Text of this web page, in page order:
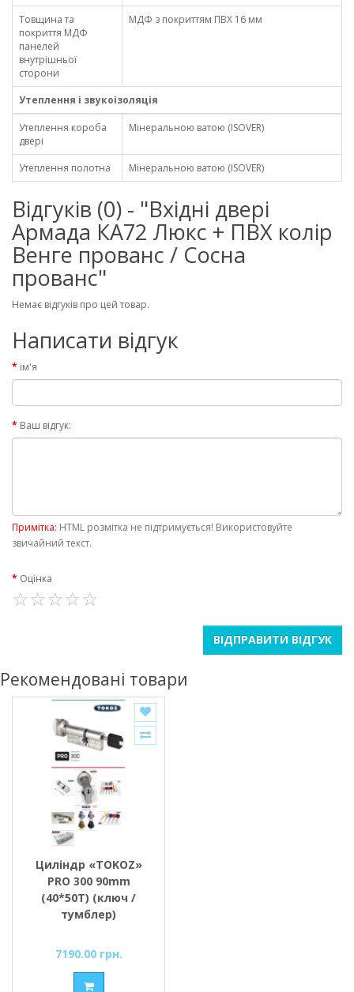
Товщина та
покриття МДФ
панелей
внутрішньої
сторони
МДФ з покриттям ПВХ 16 мм
Утеплення і звукоізоляція
Утеплення короба
двері
Мінеральною ватою (ISOVER)
Утеплення полотна Мінеральною ватою (ISOVER)
Відгуків (0) - "Вхідні двері
Армада КА72 Люкс + ПВХ колір
Венге прованс / Сосна
прованс"
Немає відгуків про цей товар.
Написати відгук
ім'я
Ваш відгук:
Примітка: HTML розмітка не підтримується! Використовуйте
звичайний текст.
Оцінка
ВІДПРАВИТИ ВІДГУК
Рекомендовані товари
Циліндр «TOKOZ»
PRO 300 90mm
(40*50T) (ключ /
тумблер)
7190.00 грн.